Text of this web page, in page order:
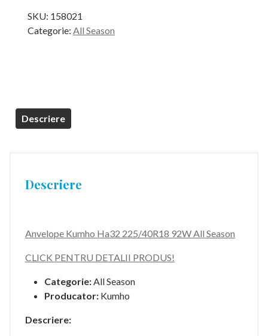
SKU: 158021
Categorie: All Season
Descriere
Descriere
Anvelope Kumho Ha32 225/40R18 92W All Season
CLICK PENTRU DETALII PRODUS!
Categorie:All Season
Producator: Kumho
Descriere: